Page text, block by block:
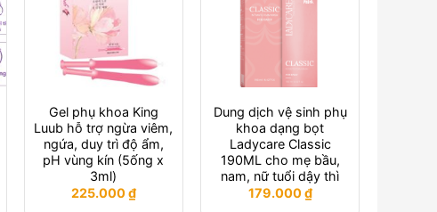
Gel phụ khoa King
Luub hỗ trợ ngừa viêm,
ngứa, duy trì độ ẩm,
pH vùng kín (5ống x
3ml)
225.000₫
Dung dịch vệ sinh phụ
khoa dạng bọt
Ladycare Classic
190ML cho mẹ bầu,
nam, nữ tuổi dậy thì
179.000₫